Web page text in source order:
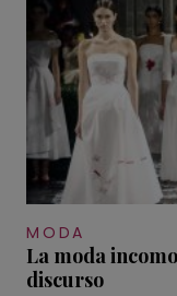
MODA
La moda
discurso